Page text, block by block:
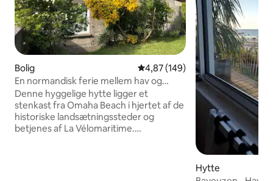
Bolig 4,87 ud af 5 i gennemsnitlig
4,87 (149)
En normandisk ferie mellem hav og
landskab
Denne hyggelige hytte ligger et
stenkast fra Omaha Beach i hjertet af de
historiske landsætningssteder og
betjenes af La Vélomaritime.
Hytte